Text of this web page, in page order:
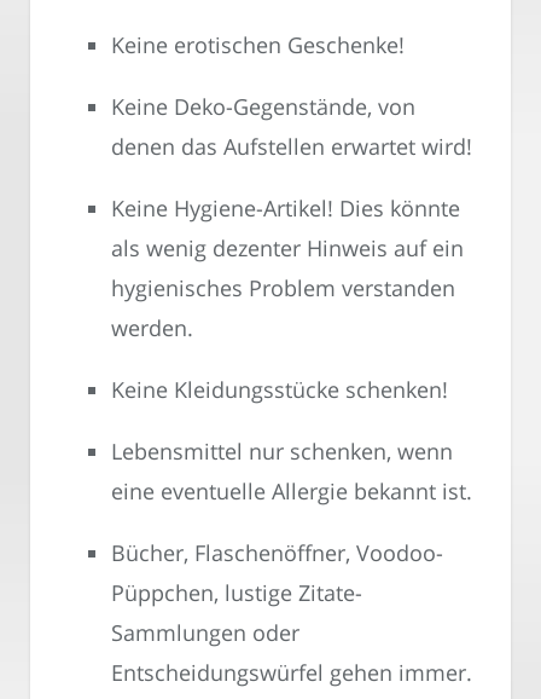
Keine erotischen Geschenke!
Keine Deko-Gegenstände, von
denen das Aufstellen erwartet wird!
Keine Hygiene-Artikel! Dies könnte
als wenig dezenter Hinweis auf ein
hygienisches Problem verstanden
werden.
Keine Kleidungsstücke schenken!
Lebensmittel nur schenken, wenn
eine eventuelle Allergie bekannt ist.
Bücher, Flaschenöffner, Voodoo-
Püppchen, lustige Zitate-
Sammlungen oder
Entscheidungswürfel gehen immer.